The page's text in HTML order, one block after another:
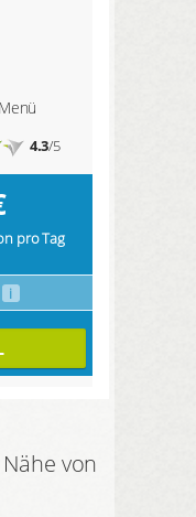
4.3/5
pro Tag
i
von